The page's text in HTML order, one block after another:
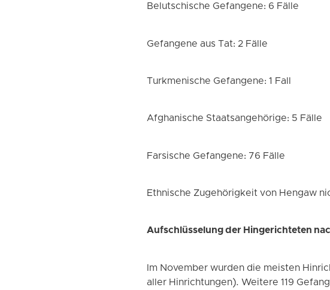
Belutschische Gefangene: 6 Fälle
Gefangene aus Tat: 2 Fälle
Turkmenische Gefangene: 1 Fall
Afghanische Staatsangehörige: 5 Fälle
Farsische Gefangene: 76 Fälle
Ethnische Zugehörigkeit von Hengaw
Aufschlüsselung der Hingerichteten
Im November wurden die meisten
aller Hinrichtungen). Weitere 119